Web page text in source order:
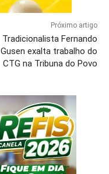
Próximo artigo
Tradicionalista Fernando
Gusen exalta trabalho do
CTG na Tribuna do Povo